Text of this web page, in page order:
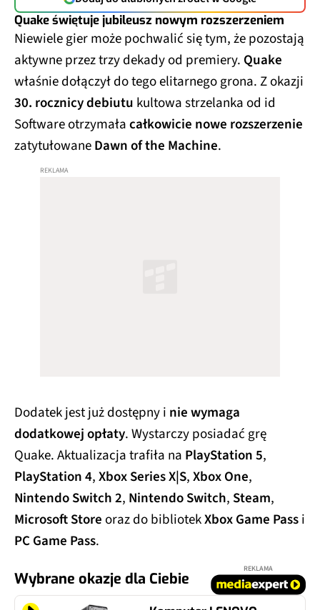
Quake świętuje jubileusz nowym rozszerzeniem
Niewiele gier może pochwalić się tym, że pozostają
aktywne przez trzy dekady od premiery. Quake
właśnie dołączył do tego elitarnego grona. Z okazji
30. rocznicy debiutu kultowa strzelanka od id
Software otrzymałacałkowicie nowe rozszerzenie
zatytułowaneDawn of the Machine.
Dodatek jest już dostępny i nie wymaga
dodatkowej opłaty. Wystarczy posiadać grę
Quake. Aktualizacja trafiła na PlayStation 5,
PlayStation 4,Xbox Series X|S,Xbox One,
Nintendo Switch 2, Nintendo Switch, Steam,
Microsoft Storeoraz do bibliotekXbox Game Passi
PC Game Pass.
Wybrane okazje dla Ciebie
REKLAMA